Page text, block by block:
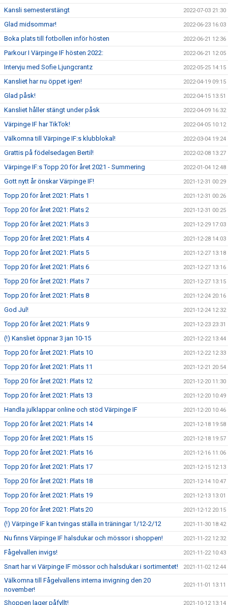
Kansli semesterstängt 2022-07-03 21:30
Glad midsommar! 2022-06-23 16:03
Boka plats till fotbollen inför hösten 2022-06-21 12:36
Parkour I Värpinge IF hösten 2022: 2022-06-21 12:05
Intervju med Sofie Ljungcrantz 2022-05-25 14:15
Kansliet har nu öppet igen! 2022-04-19 09:15
Glad påsk! 2022-04-15 13:51
Kansliet håller stängt under påsk 2022-04-09 16:32
Värpinge IF har TikTok! 2022-04-05 10:12
Välkomna till Värpinge IF:s klubblokal! 2022-03-04 19:24
Grattis på födelsedagen Bertil! 2022-02-08 13:27
Värpinge IF:s Topp 20 för året 2021 - Summering 2022-01-04 12:48
Gott nytt år önskar Värpinge IF! 2021-12-31 00:29
Topp 20 för året 2021: Plats 1 2021-12-31 00:26
Topp 20 för året 2021: Plats 2 2021-12-31 00:25
Topp 20 för året 2021: Plats 3 2021-12-29 17:03
Topp 20 för året 2021: Plats 4 2021-12-28 14:03
Topp 20 för året 2021: Plats 5 2021-12-27 13:18
Topp 20 för året 2021: Plats 6 2021-12-27 13:16
Topp 20 för året 2021: Plats 7 2021-12-27 13:15
Topp 20 för året 2021: Plats 8 2021-12-24 20:16
God Jul! 2021-12-24 12:32
Topp 20 för året 2021: Plats 9 2021-12-23 23:31
(!) Kansliet öppnar 3 jan 10-15 2021-12-22 13:44
Topp 20 för året 2021: Plats 10 2021-12-22 12:33
Topp 20 för året 2021: Plats 11 2021-12-21 20:54
Topp 20 för året 2021: Plats 12 2021-12-20 11:30
Topp 20 för året 2021: Plats 13 2021-12-20 10:49
Handla julklappar online och stöd Värpinge IF 2021-12-20 10:46
Topp 20 för året 2021: Plats 14 2021-12-18 19:58
Topp 20 för året 2021: Plats 15 2021-12-18 19:57
Topp 20 för året 2021: Plats 16 2021-12-16 11:06
Topp 20 för året 2021: Plats 17 2021-12-15 12:13
Topp 20 för året 2021: Plats 18 2021-12-14 10:47
Topp 20 för året 2021: Plats 19 2021-12-13 13:01
Topp 20 för året 2021: Plats 20 2021-12-12 20:15
(!) Värpinge IF kan tvingas ställa in träningar 1/12-2/12 2021-11-30 18:42
Nu finns Värpinge IF halsdukar och mössor i shoppen! 2021-11-22 12:32
Fågelvallen invigs! 2021-11-22 10:43
Snart har vi Värpinge IF mössor och halsdukar i sortimentet! 2021-11-02 12:44
Välkomna till Fågelvallens interna invigning den 20
november!
2021-11-01 13:11
Shoppen lager påfyllt! 2021-10-12 13:14